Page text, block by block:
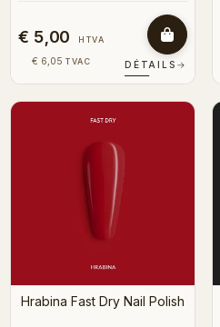
€ 5,00 HTVA
€ 6,05 TVAC DÉTAILS →
Hrabina Fast Dry Nail Polish